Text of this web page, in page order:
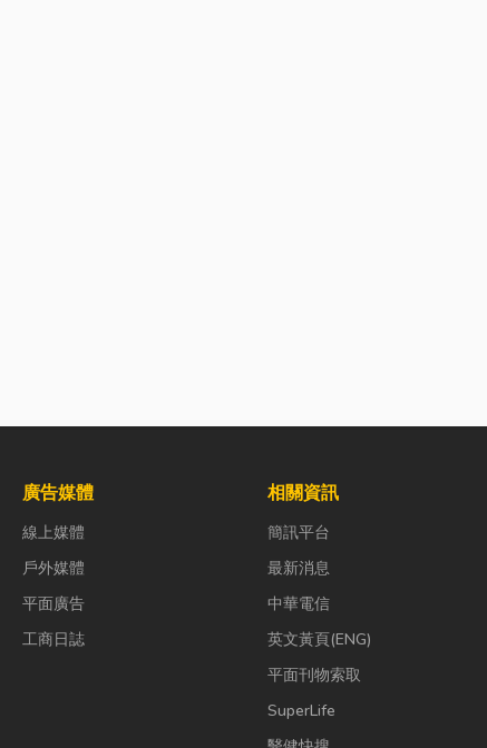
廣告媒體
線上媒體
戶外媒體
平面廣告
工商日誌
相關資訊
簡訊平台
最新消息
中華電信
英文黃頁(ENG)
平面刊物索取
SuperLife